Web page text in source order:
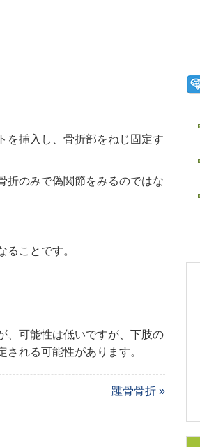
を挿入し、骨折部をねじ固定す
折のみで偽関節をみるのではな
ことです。
、可能性は低いですが、下肢の
れる可能性があります。
踵骨骨折 »